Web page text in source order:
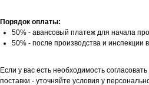
Порядок оплаты:
50% - авансовый платеж для начала
50% - после производства и инспекции
Если у вас есть необходимость
поставки - уточняйте условия у